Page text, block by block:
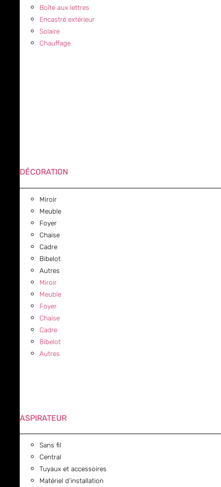
Boîte aux lettres
Encastré extérieur
Solaire
Chauffage
DÉCORATION
Miroir
Meuble
Foyer
Chaise
Cadre
Bibelot
Autres
Miroir
Meuble
Foyer
Chaise
Cadre
Bibelot
Autres
ASPIRATEUR
Sans fil
Central
Tuyaux et accessoires
Matériel d’installation